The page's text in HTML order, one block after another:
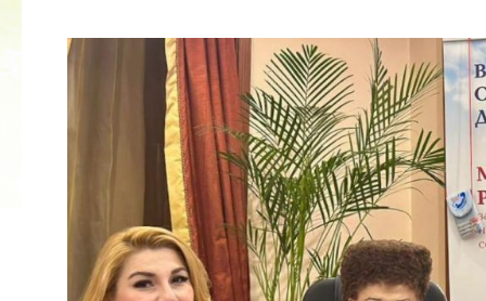
2022 ГОД ПРОВОЗГЛАШЕН ГОДОМ
МАТЕРИ В ЯКУТИИ
19.12.2021